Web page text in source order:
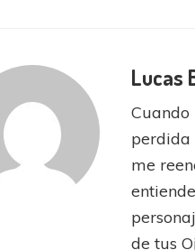
Lucas
perdida
me
de tus